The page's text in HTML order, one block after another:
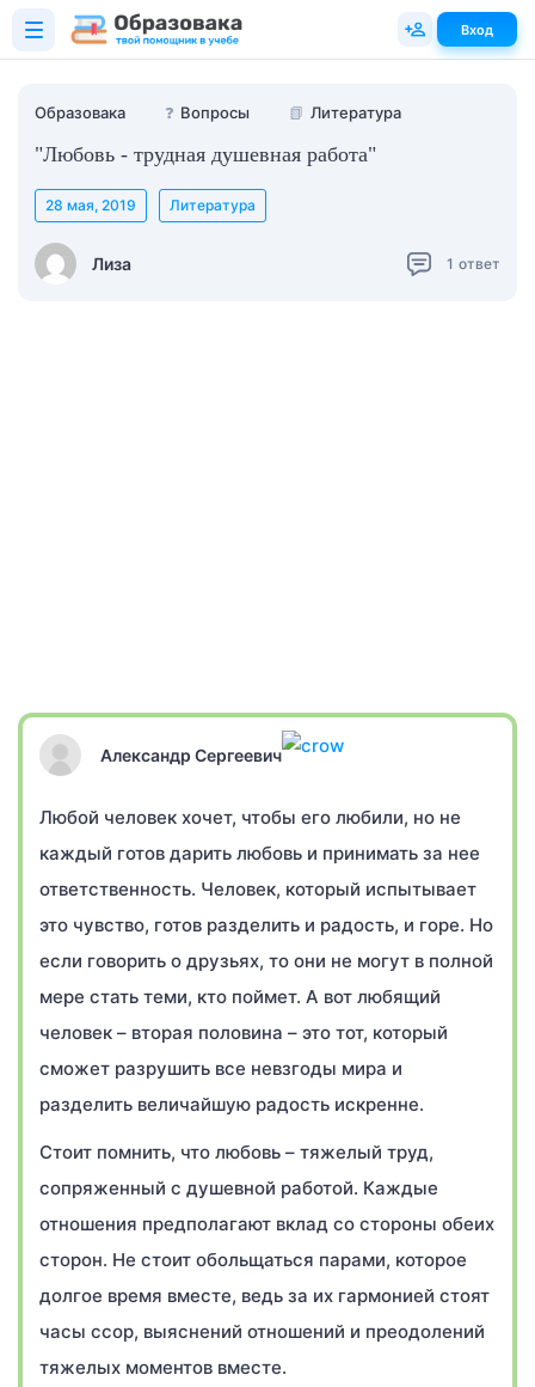
Образовака ❓ Вопросы 📗 Литература
"Любовь - трудная душевная работа"
Лиза
28 мая, 2019 Литература
1 ответ
Александр Сергеевич
Любой человек хочет, чтобы его любили, но не
каждый готов дарить любовь и принимать за нее
ответственность. Человек, который испытывает
это чувство, готов разделить и радость, и горе. Но
если говорить о друзьях, то они не могут в полной
мере стать теми, кто поймет. А вот любящий
человек – вторая половина – это тот, который
сможет разрушить все невзгоды мира и
разделить величайшую радость искренне.
Стоит помнить, что любовь – тяжелый труд,
сопряженный с душевной работой. Каждые
отношения предполагают вклад со стороны обеих
сторон. Не стоит обольщаться парами, которое
долгое время вместе, ведь за их гармонией стоят
часы ссор, выяснений отношений и преодолений
тяжелых моментов вместе.
Вход